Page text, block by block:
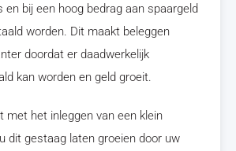
en bij een hoog bedrag aan spaargeld
worden. Dit maakt beleggen
doordat er daadwerkelijk
kan worden en geld groeit.
met het inleggen van een klein
dit gestaag laten groeien door uw